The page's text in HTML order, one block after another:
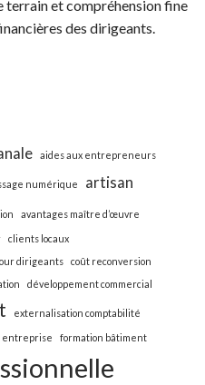
terrain et compréhension fine
des dirigeants.
aides aux entrepreneurs
numérique artisan
avantages maître d’œuvre
clients locaux
dirigeants coût reconversion
développement commercial
externalisation comptabilité
entreprise formation bâtiment